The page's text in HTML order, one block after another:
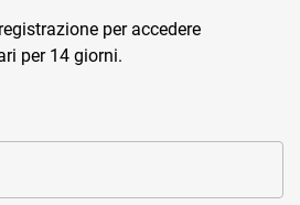
per accedere
per 14 giorni.